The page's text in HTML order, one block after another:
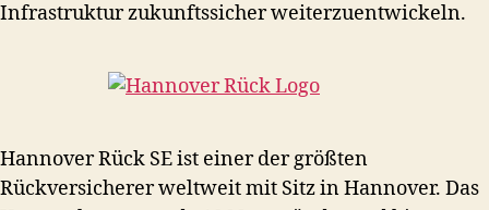
Infrastruktur zukunftssicher weiterzuentwickeln.
Hannover Rück SE ist einer der größten
Rückversicherer weltweit mit Sitz in Hannover. Das